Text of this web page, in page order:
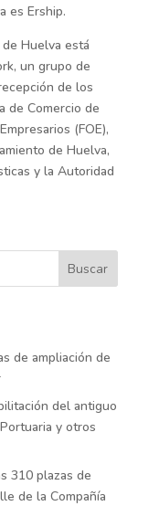
es Ership.
Huelva está
un grupo de
de los
de Comercio de
(FOE),
de Huelva,
y la Autoridad
Buscar
de ampliación de
del antiguo
y otros
310 plazas de
de la Compañía